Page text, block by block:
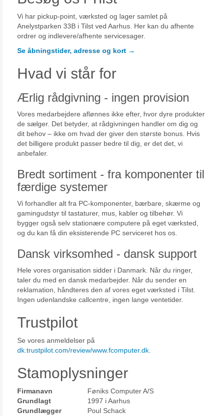
Vi har pickup-point, værksted og lager samlet på
Anelystparken 33B i Tilst ved Aarhus. Her kan du afhente
ordrer og indlevere/afhente servicesager.
Se åbningstider, adresse og kort →
Hvad vi står for
Ærlig rådgivning - ingen provision
Vores medarbejdere aflønnes ikke efter, hvor dyre produkter
de sælger. Det betyder, at rådgivningen handler om dig og
dit behov – ikke om hvad der giver den største bonus. Hvis
det billigere produkt passer bedre til dig, er det det, vi
anbefaler.
Bredt sortiment - fra komponenter til
færdige systemer
Vi forhandler alt fra PC-komponenter, bærbare, skærme og
gamingudstyr til tastaturer, mus, kabler og tilbehør. Vi
bygger også selv stationære computere på eget værksted,
og du kan få din eksisterende PC serviceret hos os.
Dansk virksomhed - dansk support
Hele vores organisation sidder i Danmark. Når du ringer,
taler du med en dansk medarbejder. Når du sender en
reklamation, håndteres den af vores eget værksted i Tilst.
Ingen udenlandske callcentre, ingen lange ventetider.
Trustpilot
Se vores anmeldelser på
dk.trustpilot.com/review/www.fcomputer.dk
Stamoplysninger
Firmanavn
Føniks Computer A/S
Grundlagt
1997 i Aarhus
Grundlægger
Poul Schack